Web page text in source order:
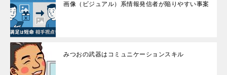
画像（ビジュアル）系情報発信者が陥りやすい事案
みつおの武器はコミュニケーションスキル